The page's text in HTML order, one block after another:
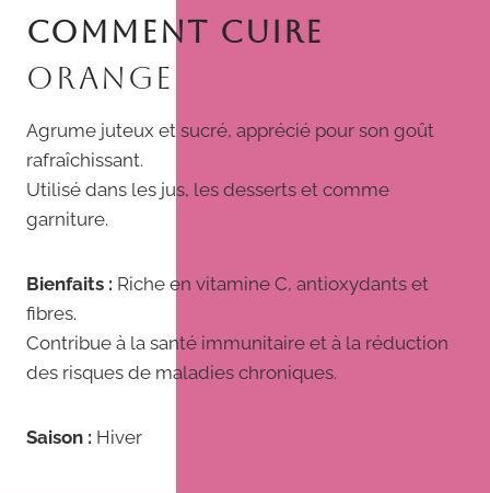
COMMENT CUIRE
ORANGE
Agrume juteux et sucré, apprécié pour son goût
rafraîchissant.
Utilisé dans les jus, les desserts et comme
garniture.
Bienfaits : Riche en vitamine C, antioxydants et
fibres.
Contribue à la santé immunitaire et à la réduction
des risques de maladies chroniques.
Saison : Hiver